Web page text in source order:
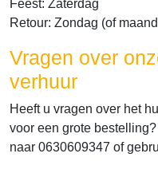
Feest: Zaterdag
Retour: Zondag (of
Vragen over
verhuur
Heeft u vragen over het
voor een grote
naar 0630609347 of